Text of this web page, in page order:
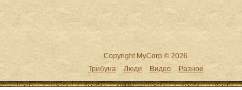
Copyright MyCorp © 2026
Трибуна
Люди Видео Разное